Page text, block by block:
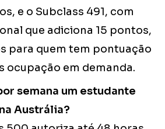
e o Subclass 491, com
que adiciona 15 pontos,
para quem tem pontuação
ocupação em demanda.
semana um estudante
Austrália?